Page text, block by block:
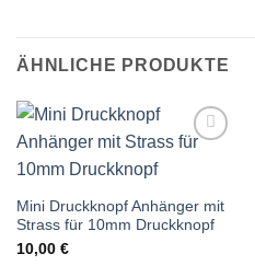
ÄHNLICHE PRODUKTE
Wunschliste
Mini Druckknopf Anhänger mit
Strass für 10mm Druckknopf
10,00 €